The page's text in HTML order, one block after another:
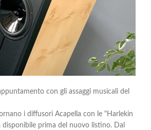
con gli assaggi musicali del
i diffusori Acapella con le "Harlekin
prima del nuovo listino. Dal